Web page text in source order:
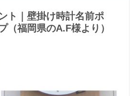
ト｜壁掛け時計名前ポ
（福岡県のA.F様より ）